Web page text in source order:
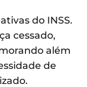
do INSS.
cessado,
além
de